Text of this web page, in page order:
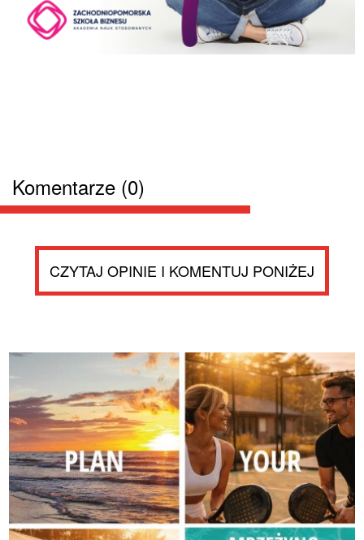
Komentarze (0)
CZYTAJ OPINIE I KOMENTUJ PONIŻEJ